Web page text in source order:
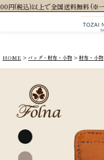
(※一部商品を除きます)
HOME バッグ・財布・小物 財布・小物